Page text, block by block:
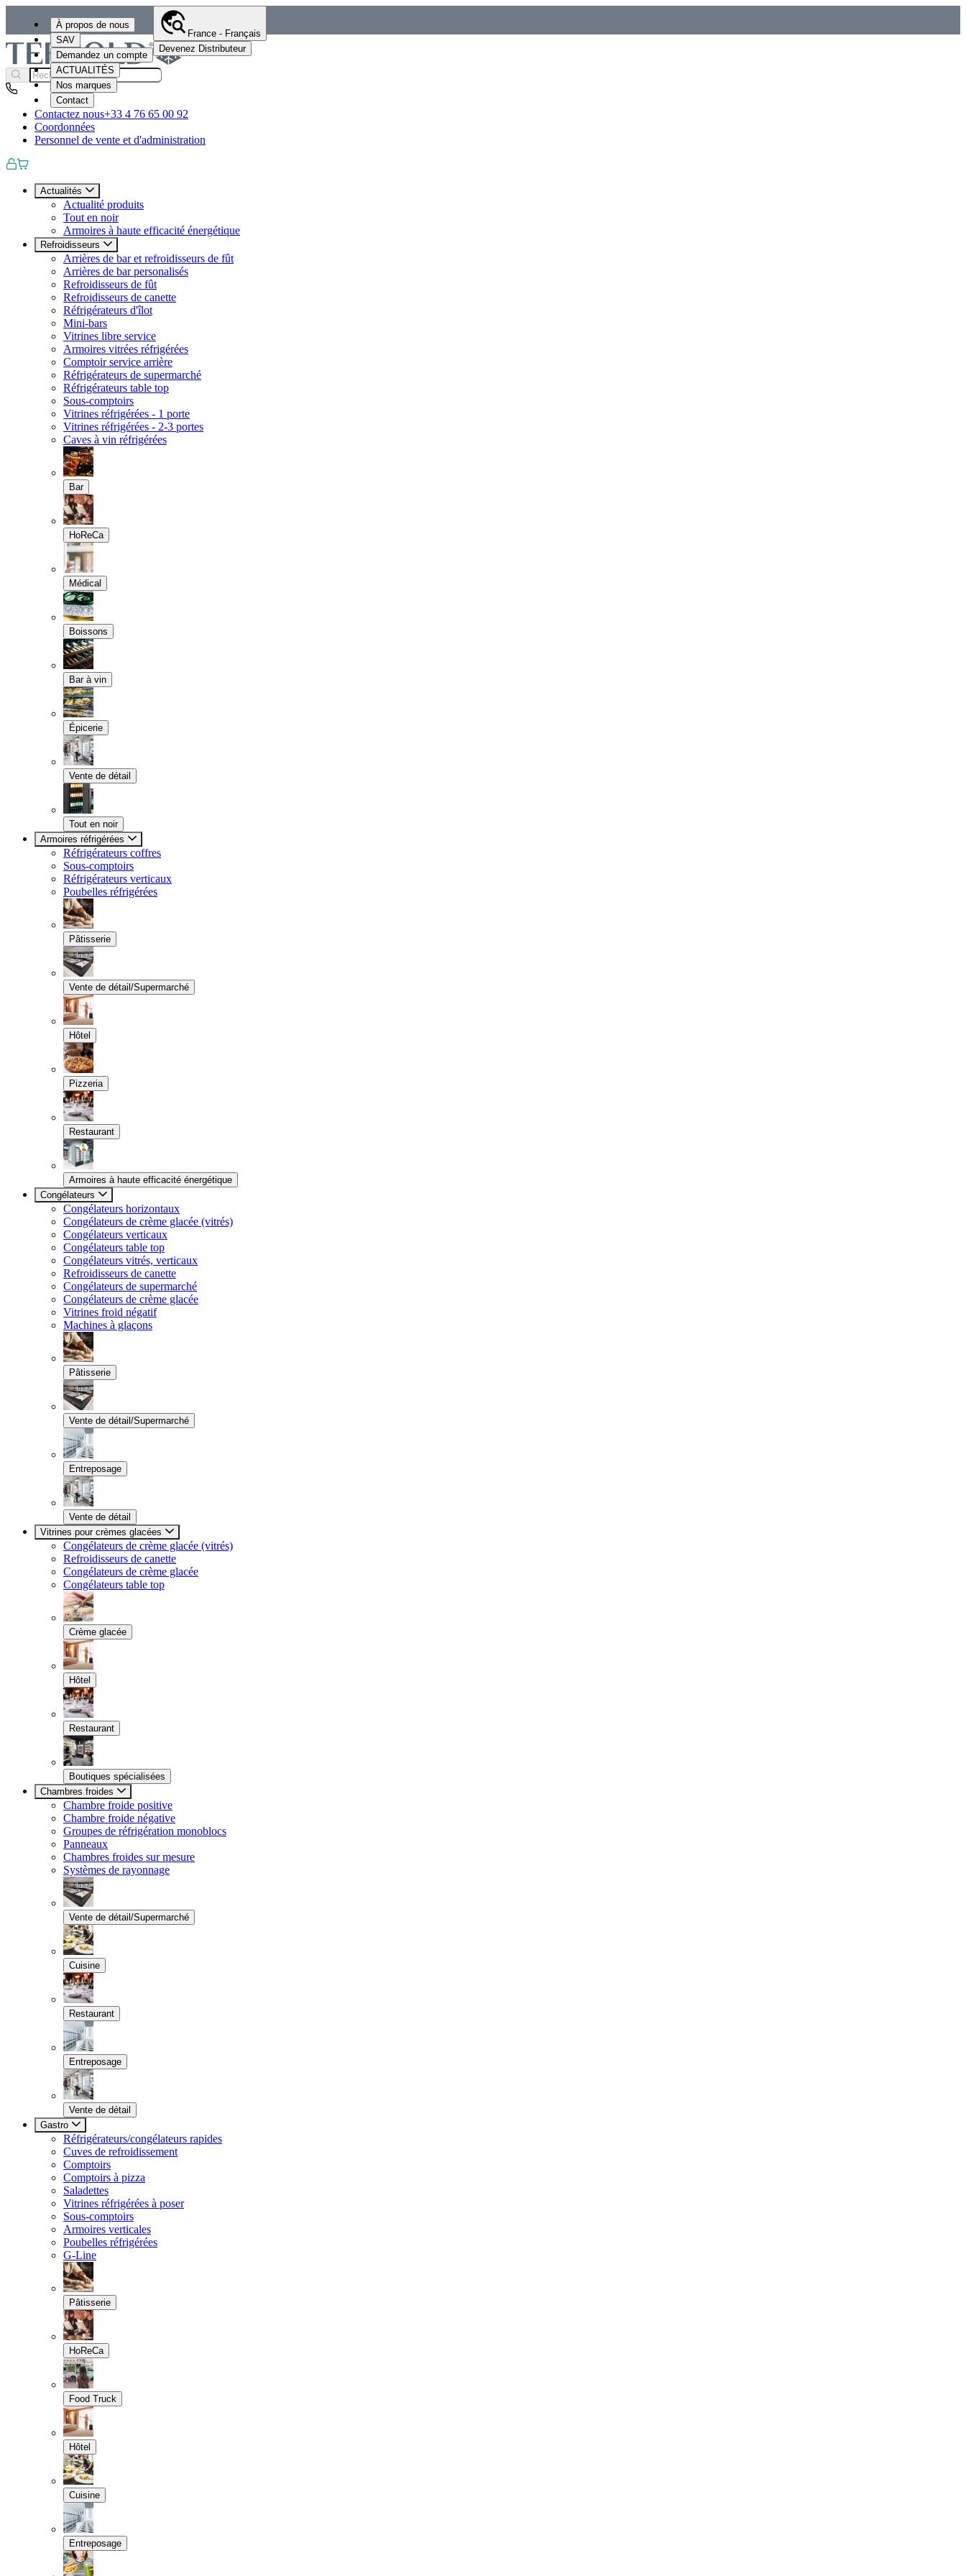
À propos de nous
SAV
Demandez un compte
ACTUALITÉS
Nos marques
Contact
France - Français
Devenez Distributeur
Contactez nous+33 4 76 65 00 92
Coordonnées
Personnel de vente et d'administration
Actualités
Actualité produits
Tout en noir
Armoires à haute efficacité énergétique
Refroidisseurs
Arrières de bar et refroidisseurs de fût
Arrières de bar personalisés
Refroidisseurs de fût
Refroidisseurs de canette
Réfrigérateurs d'îlot
Mini-bars
Vitrines libre service
Armoires vitrées réfrigérées
Comptoir service arrière
Réfrigérateurs de supermarché
Réfrigérateurs table top
Sous-comptoirs
Vitrines réfrigérées - 1 porte
Vitrines réfrigérées - 2-3 portes
Caves à vin réfrigérées
Bar
HoReCa
Médical
Boissons
Bar à vin
Épicerie
Vente de détail
Tout en noir
Armoires réfrigérées
Réfrigérateurs coffres
Sous-comptoirs
Réfrigérateurs verticaux
Poubelles réfrigérées
Pâtisserie
Vente de détail/Supermarché
Hôtel
Pizzeria
Restaurant
Armoires à haute efficacité énergétique
Congélateurs
Congélateurs horizontaux
Congélateurs de crème glacée (vitrés)
Congélateurs verticaux
Congélateurs table top
Congélateurs vitrés, verticaux
Refroidisseurs de canette
Congélateurs de supermarché
Congélateurs de crème glacée
Vitrines froid négatif
Machines à glaçons
Pâtisserie
Vente de détail/Supermarché
Entreposage
Vente de détail
Vitrines pour crèmes glacées
Congélateurs de crème glacée (vitrés)
Refroidisseurs de canette
Congélateurs de crème glacée
Congélateurs table top
Crème glacée
Hôtel
Restaurant
Boutiques spécialisées
Chambres froides
Chambre froide positive
Chambre froide négative
Groupes de réfrigération monoblocs
Panneaux
Chambres froides sur mesure
Systèmes de rayonnage
Vente de détail/Supermarché
Cuisine
Restaurant
Entreposage
Vente de détail
Gastro
Réfrigérateurs/congélateurs rapides
Cuves de refroidissement
Comptoirs
Comptoirs à pizza
Saladettes
Vitrines réfrigérées à poser
Sous-comptoirs
Armoires verticales
Poubelles réfrigérées
G-Line
Pâtisserie
HoReCa
Food Truck
Hôtel
Cuisine
Entreposage